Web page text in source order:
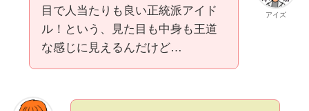
アイズ
目で人当たりも良い正統派アイド
ル！という、見た目も中身も王道
な感じに見えるんだけど…